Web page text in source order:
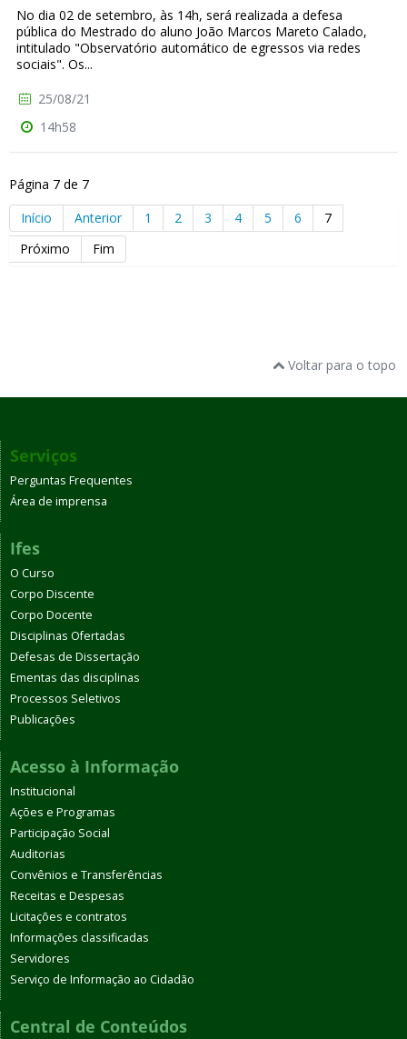
No dia 02 de setembro, às 14h, será realizada a defesa
pública do Mestrado do aluno João Marcos Mareto Calado,
intitulado "Observatório automático de egressos via redes
sociais". Os...
25/08/21
14h58
Página 7 de 7
Início
Anterior 1 2 3 4 5 6
7
Próximo
Fim
Voltar para o topo
Serviços
Perguntas Frequentes
Área de imprensa
Ifes
O Curso
Corpo Discente
Corpo Docente
Disciplinas Ofertadas
Defesas de Dissertação
Ementas das disciplinas
Processos Seletivos
Publicações
Acesso à Informação
Institucional
Ações e Programas
Participação Social
Auditorias
Convênios e Transferências
Receitas e Despesas
Licitações e contratos
Informações classificadas
Servidores
Serviço de Informação ao Cidadão
Central de Conteúdos